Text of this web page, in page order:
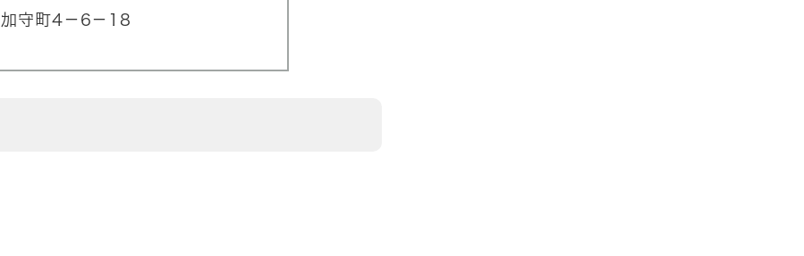
加守町4－6－18